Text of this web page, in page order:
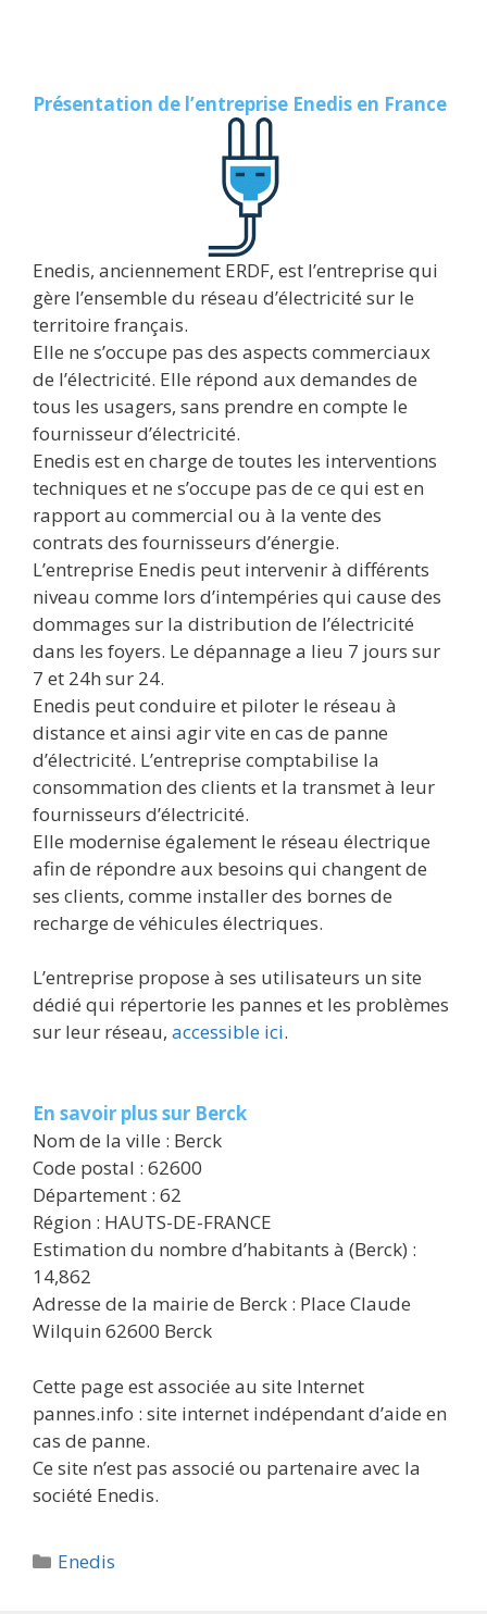
Présentation de l’entreprise Enedis en France
Enedis, anciennement ERDF, est l’entreprise qui
gère l’ensemble du réseau d’électricité sur le
territoire français.
Elle ne s’occupe pas des aspects commerciaux
de l’électricité. Elle répond aux demandes de
tous les usagers, sans prendre en compte le
fournisseur d’électricité.
Enedis est en charge de toutes les interventions
techniques et ne s’occupe pas de ce qui est en
rapport au commercial ou à la vente des
contrats des fournisseurs d’énergie.
L’entreprise Enedis peut intervenir à différents
niveau comme lors d’intempéries qui cause des
dommages sur la distribution de l’électricité
dans les foyers. Le dépannage a lieu 7 jours sur
7 et 24h sur 24.
Enedis peut conduire et piloter le réseau à
distance et ainsi agir vite en cas de panne
d’électricité. L’entreprise comptabilise la
consommation des clients et la transmet à leur
fournisseurs d’électricité.
Elle modernise également le réseau électrique
afin de répondre aux besoins qui changent de
ses clients, comme installer des bornes de
recharge de véhicules électriques.
L’entreprise propose à ses utilisateurs un site
dédié qui répertorie les pannes et les problèmes
sur leur réseau, accessible ici.
En savoir plus sur Berck
Nom de la ville : Berck
Code postal : 62600
Département : 62
Région : HAUTS-DE-FRANCE
Estimation du nombre d’habitants à (Berck) :
14,862
Adresse de la mairie de Berck : Place Claude
Wilquin 62600 Berck
Cette page est associée au site Internet
pannes.info : site internet indépendant d’aide en
cas de panne.
Ce site n’est pas associé ou partenaire avec la
société Enedis.
Catégories
Enedis